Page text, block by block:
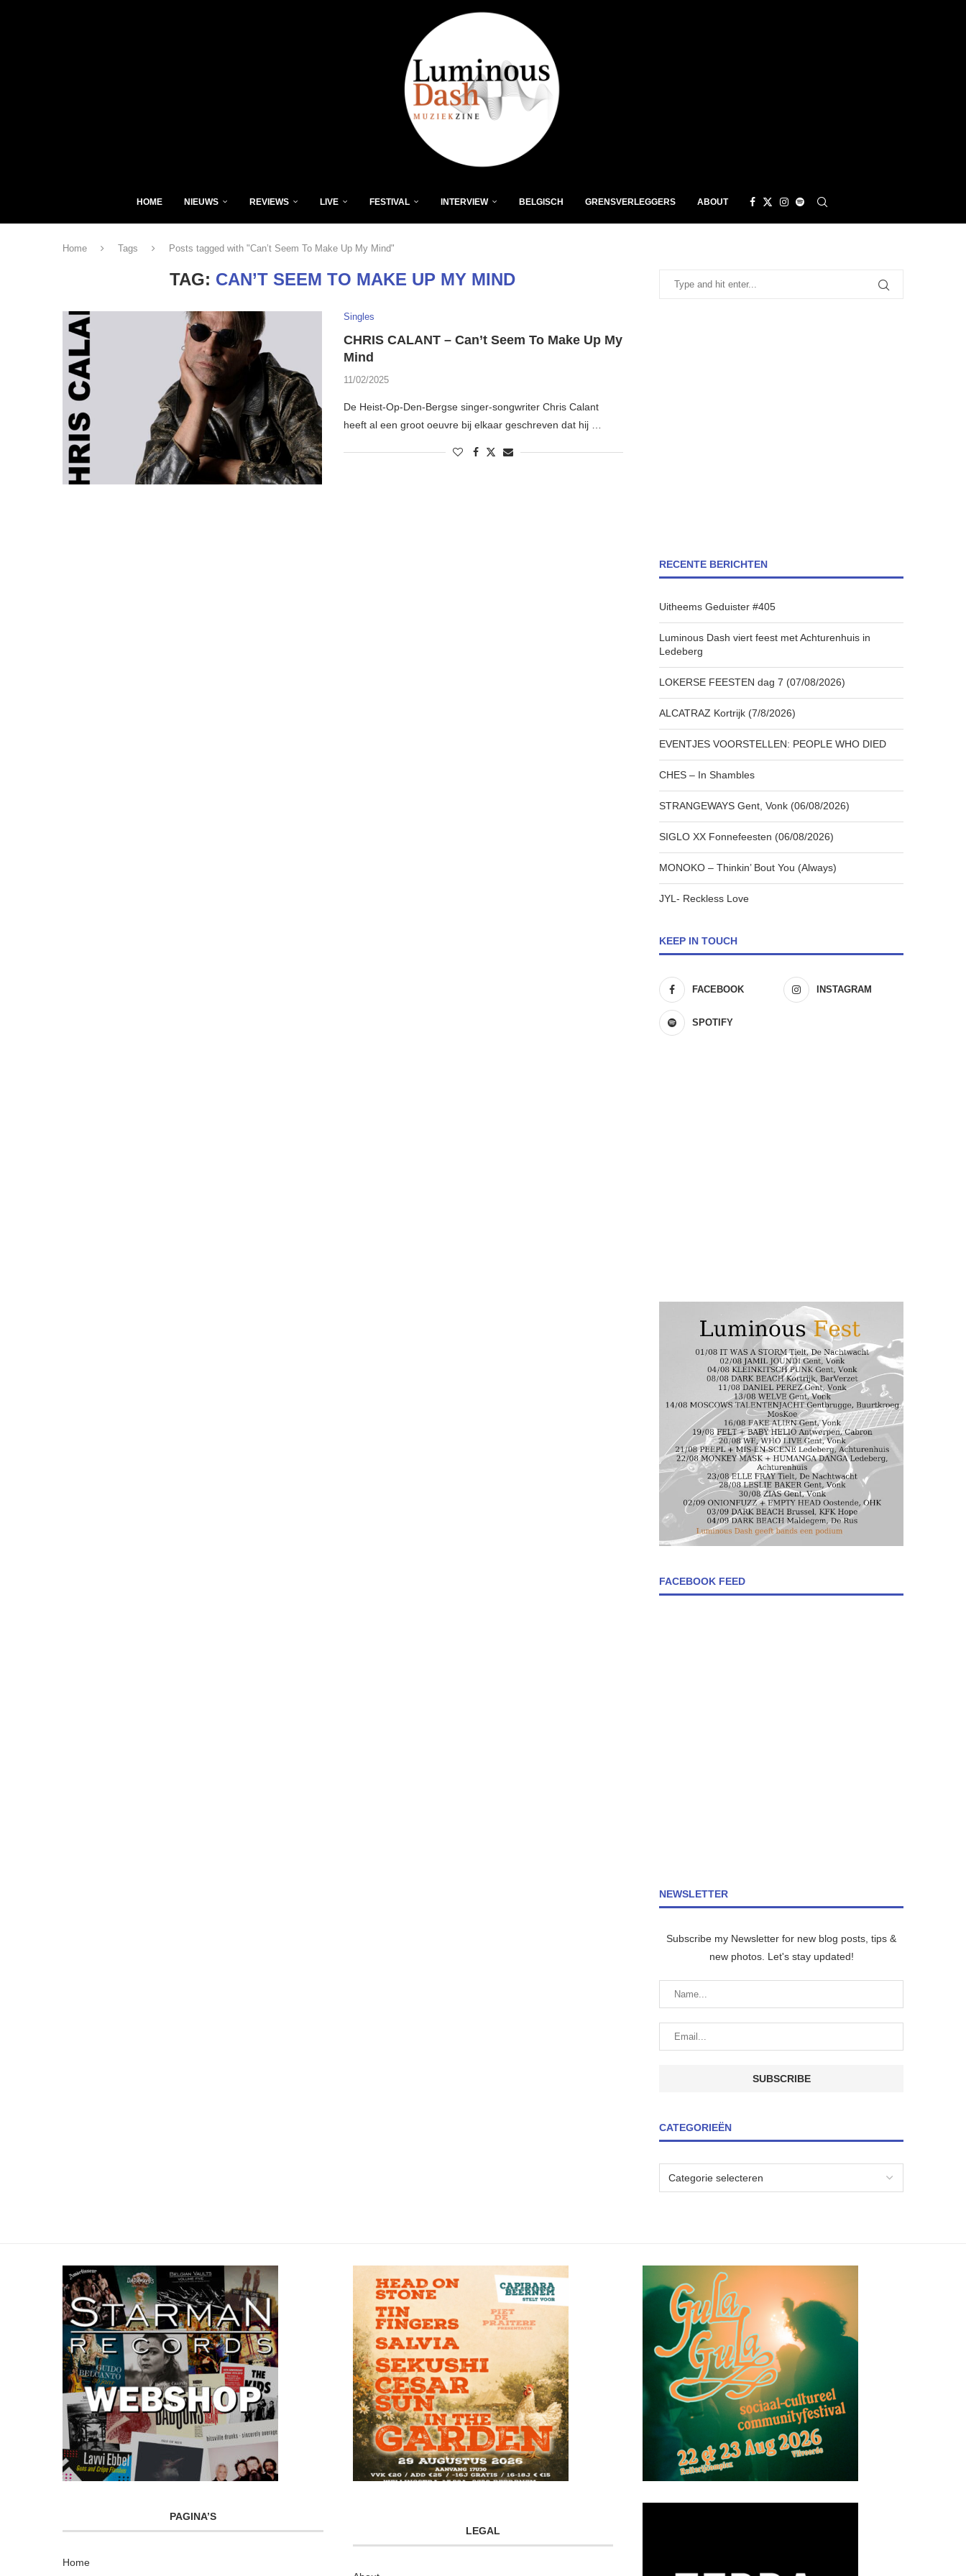
HOME NIEUWS REVIEWS LIVE FESTIVAL INTERVIEW BELGISCH GRENSVERLEGGERS ABOUT
Home Tags Posts tagged with "Can’t Seem To Make Up My Mind"
TAG: CAN’T SEEM TO MAKE UP MY MIND
Singles
CHRIS CALANT – Can’t Seem To Make Up My
Mind
11/02/2025
De Heist-Op-Den-Bergse singer-songwriter Chris Calant
heeft al een groot oeuvre bij elkaar geschreven dat hij …
RECENTE BERICHTEN
Uitheems Geduister #405
Luminous Dash viert feest met Achturenhuis in
Ledeberg
LOKERSE FEESTEN dag 7 (07/08/2026)
ALCATRAZ Kortrijk (7/8/2026)
EVENTJES VOORSTELLEN: PEOPLE WHO DIED
CHES – In Shambles
STRANGEWAYS Gent, Vonk (06/08/2026)
SIGLO XX Fonnefeesten (06/08/2026)
MONOKO – Thinkin’ Bout You (Always)
JYL- Reckless Love
KEEP IN TOUCH
FACEBOOK INSTAGRAM
SPOTIFY
FACEBOOK FEED
NEWSLETTER
Subscribe my Newsletter for new blog posts, tips &
new photos. Let's stay updated!
CATEGORIEËN
PAGINA’S
Home
LEGAL